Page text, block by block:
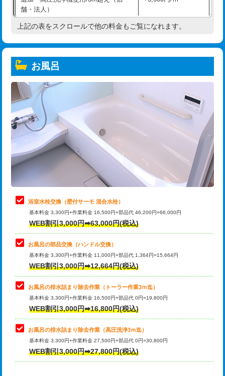
舗・法人）
高度高圧洗浄換 現地調査
トーラー機使用/3mまで
追加トーラー機使用/3m超え
カメラ調査 33,000円
桝清掃 8,800円
止水・漏水調査・防水処理・清掃・修
理・調整・分解・加工など（軽作業）
止水・漏水調査・防水処理・清掃・修
理・調整・分解・加工など（中作業）
22,000円
止水・漏水調査・防水処理・清掃・修
理・調整・分解・加工など（重作業）
33,000円
トイレタンク脱着
トイレ便器脱着
タンクレストイレ脱着 33,000円
小便器トイレ脱着
その他部品の脱着 8,800円～
交換・取付（タンク）
上記の表をスクロールで他の料金もご覧になれます。
お風呂
浴室水栓交換（壁付サーモ 混合水栓）
基本料金 3,300円+作業料金 16,500円+部品代 46,200円=66,000円
WEB割引3,000円➡63,000円(税込)
お風呂の部品交換（ハンドル交換）
基本料金 3,300円+作業料金 11,000円+部品代 1,364円=15,664円
WEB割引3,000円➡12,664円(税込)
お風呂の排水詰まり除去作業（トーラー作業3ｍ迄）
基本料金 3,300円+作業料金 16,500円+部品代 0円=19,800円
WEB割引3,000円➡16,800円(税込)
お風呂の排水詰まり除去作業（高圧洗浄3ｍ迄）
基本料金 3,300円+作業料金 27,500円+部品代 0円=30,800円
WEB割引3,000円➡27,800円(税込)